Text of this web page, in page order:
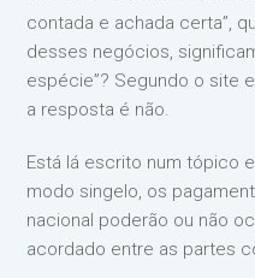
contada e achada certa”,
desses negócios,
espécie”? Segundo o site
a resposta é não.
Está lá escrito num tópico
modo singelo, os
nacional poderão ou não
acordado entre as partes